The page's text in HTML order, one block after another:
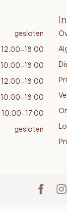
gesloten
12.00-18.00
10.00-18.00
12.00-18.00
10.00-18.00
10.00-17.00
gesloten